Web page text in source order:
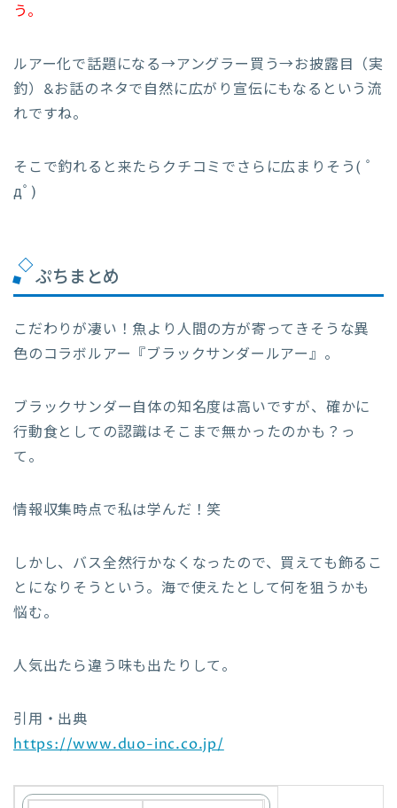
う。
ルアー化で話題になる→アングラー買う→お披露目（実
釣）&お話のネタで自然に広がり宣伝にもなるという流
れですね。
そこで釣れると来たらクチコミでさらに広まりそう( ﾟ
дﾟ)
ぷちまとめ
こだわりが凄い！魚より人間の方が寄ってきそうな異
色のコラボルアー『ブラックサンダールアー』。
ブラックサンダー自体の知名度は高いですが、確かに
行動食としての認識はそこまで無かったのかも？っ
て。
情報収集時点で私は学んだ！笑
しかし、バス全然行かなくなったので、買えても飾るこ
とになりそうという。海で使えたとして何を狙うかも
悩む。
人気出たら違う味も出たりして。
引用・出典
https://www.duo-inc.co.jp/